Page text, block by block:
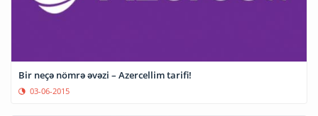
Bir neçə nömrə əvəzi – Azercellim tarifi!
03-06-2015